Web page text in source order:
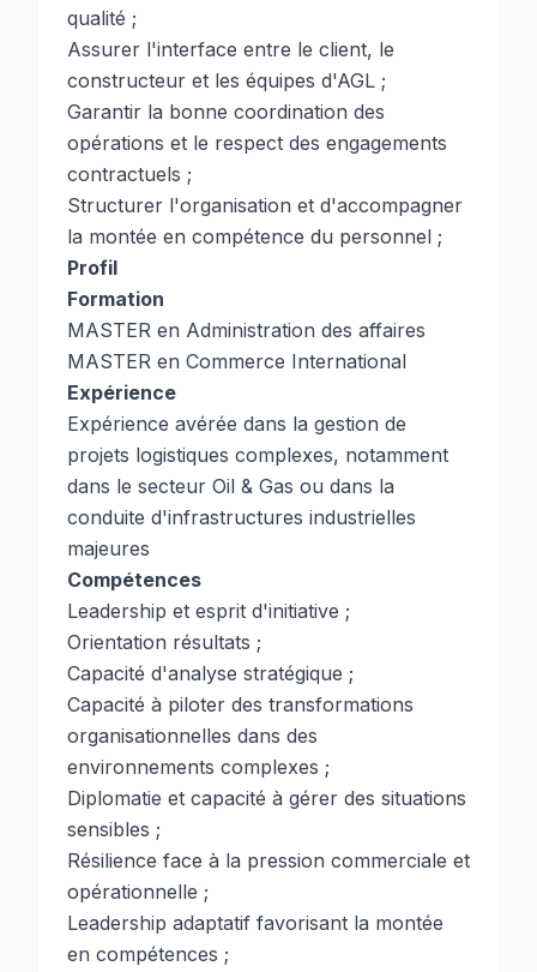
qualité ;
Assurer l'interface entre le client, le
constructeur et les équipes d'AGL ;
Garantir la bonne coordination des
opérations et le respect des engagements
contractuels ;
Structurer l'organisation et d'accompagner
la montée en compétence du personnel ;
Profil
Formation
MASTER en Administration des affaires
MASTER en Commerce International
Expérience
Expérience avérée dans la gestion de
projets logistiques complexes, notamment
dans le secteur Oil & Gas ou dans la
conduite d'infrastructures industrielles
majeures
Compétences
Leadership et esprit d'initiative ;
Orientation résultats ;
Capacité d'analyse stratégique ;
Capacité à piloter des transformations
organisationnelles dans des
environnements complexes ;
Diplomatie et capacité à gérer des situations
sensibles ;
Résilience face à la pression commerciale et
opérationnelle ;
Leadership adaptatif favorisant la montée
en compétences ;